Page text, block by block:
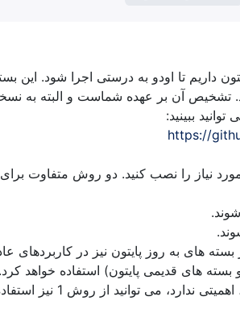
داریم تا اودو به درستی اجرا شود. این
آن بر عهده شماست و البته به
ببینید:
https://
مورد نیاز را نصب کنید. دو روش متفاوت
های به روز پایتون نیز در کاربردهای
های قدیمی پایتون) استفاده خواهد کرد.
ولی اگر برای شما نصب و جایگزینی